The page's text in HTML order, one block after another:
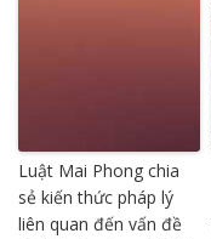
Luật Mai Phong chia
sẻ kiến thức pháp lý
liên quan đến vấn đề